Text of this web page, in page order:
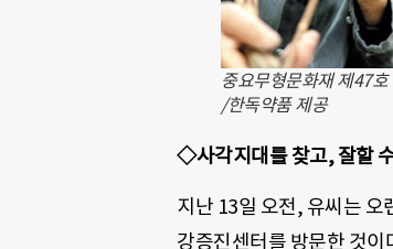
중요무형문화재 제47호
/한독약품 제공
◇사각지대를 찾고, 잘할
지난 13일 오전, 유씨는 오
강증진센터를 방문한 것이